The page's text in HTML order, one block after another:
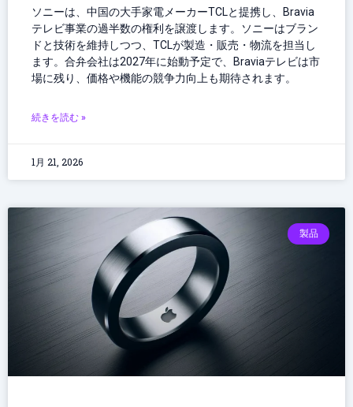
ソニーは、中国の大手家電メーカーTCLと提携し、Bravia
テレビ事業の過半数の権利を譲渡します。ソニーはブラン
ドと技術を維持しつつ、TCLが製造・販売・物流を担当し
ます。合弁会社は2027年に始動予定で、Braviaテレビは市
場に残り、価格や機能の競争力向上も期待されます。
続きを読む »
1月 21, 2026
製品